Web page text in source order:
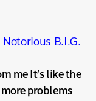
B.I.G.
me It’s like the
problems